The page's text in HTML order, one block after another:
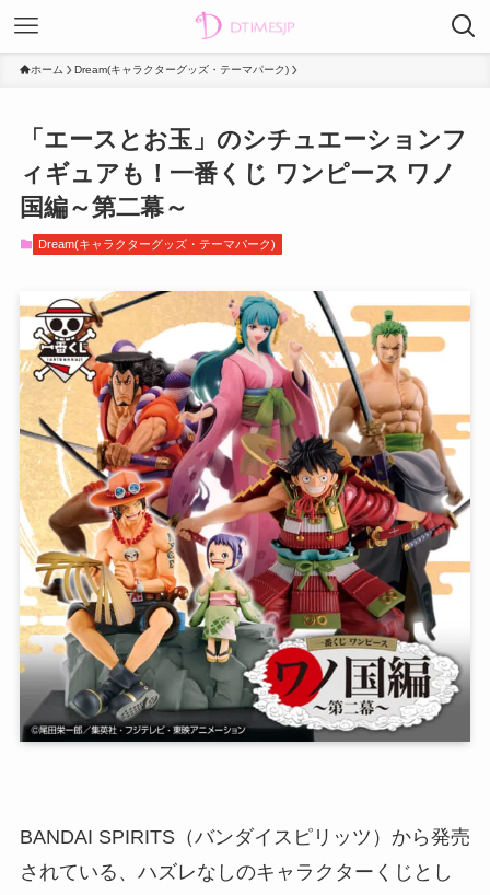
ホーム Dream(キャラクターグッズ・テーマパーク)
「エースとお玉」のシチュエーションフ
ィギュアも！一番くじ ワンピース ワノ
国編～第二幕～
Dream(キャラクターグッズ・テーマパーク)
BANDAI SPIRITS（バンダイスピリッツ）から発売
されている、ハズレなしのキャラクターくじとし